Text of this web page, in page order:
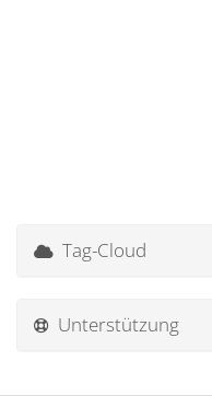
Tag-Cloud
Unterstützung